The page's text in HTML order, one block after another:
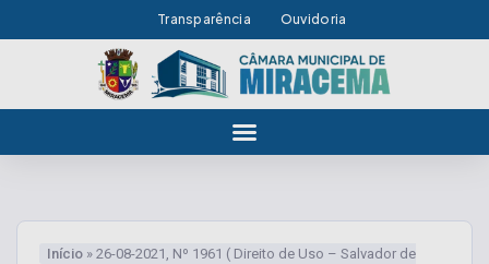
Transparência Ouvidoria
Início » 26-08-2021, Nº 1961 ( Direito de Uso – Salvador de